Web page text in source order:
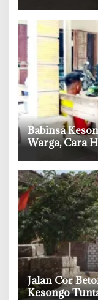
‎Babinsa
Warga, Cara
‎Jalan Cor
Kesongo